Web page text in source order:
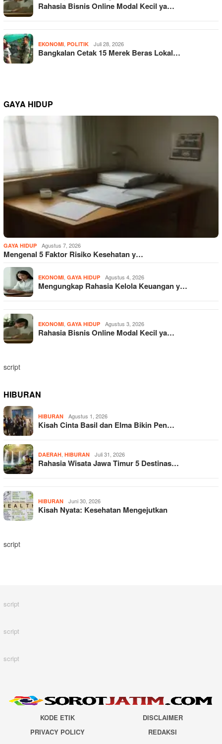
Rahasia Bisnis Online Modal Kecil ya…
EKONOMI POLITIK Juli 28, 2026
Bangkalan Cetak 15 Merek Beras Lokal…
GAYA HIDUP
GAYA HIDUP Agustus 7, 2026
Mengenal 5 Faktor Risiko Kesehatan y…
EKONOMI GAYA HIDUP Agustus 4, 2026
Mengungkap Rahasia Kelola Keuangan y…
EKONOMI GAYA HIDUP Agustus 3, 2026
Rahasia Bisnis Online Modal Kecil ya…
script
HIBURAN
HIBURAN Agustus 1, 2026
Kisah Cinta Basil dan Elma Bikin Pen…
DAERAH HIBURAN Juli 31, 2026
Rahasia Wisata Jawa Timur 5 Destinas…
HIBURAN Juni 30, 2026
Kisah Nyata: Kesehatan Mengejutkan
script
script
script
script
KODE ETIK
DISCLAIMER
PRIVACY POLICY
REDAKSI